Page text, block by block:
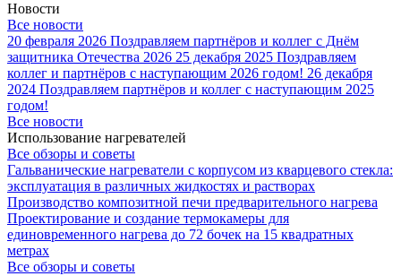
Новости
Все новости
20 февраля 2026 Поздравляем партнёров и коллег с Днём
защитника Отечества 2026 25 декабря 2025 Поздравляем
коллег и партнёров с наступающим 2026 годом! 26 декабря
2024 Поздравляем партнёров и коллег с наступающим 2025
годом!
Все новости
Использование нагревателей
Все обзоры и советы
Гальванические нагреватели с корпусом из кварцевого стекла:
эксплуатация в различных жидкостях и растворах
Производство композитной печи предварительного нагрева
Проектирование и создание термокамеры для
единовременного нагрева до 72 бочек на 15 квадратных
метрах
Все обзоры и советы